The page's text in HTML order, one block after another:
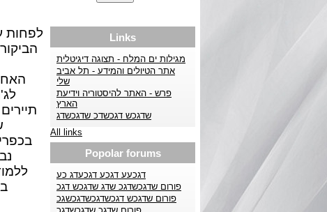
לפחות
Links
מגילות ים המלח - תצוגה דיגיטלית
אתר הטיולים והמידע - תל אביב
שלי
פרש - האתר להיסטוריה וידיעת
הארץ
שדגכש דגכשדכ שדגכשדג
All links
Popolar forums
דגכעע דגכע דגכעדג כע
פורום שדגכשדגכ שדג שדגכש דגכ
פורום שדגכש דגכשדגכשדגכשגכ